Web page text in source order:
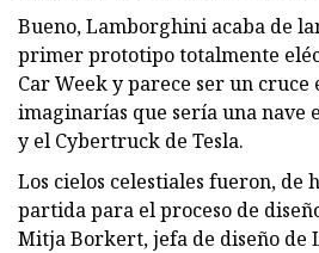
Bueno, Lamborghini acaba de
primer prototipo totalmente
Car Week y parece ser un cruce
imaginarías que sería una nave
y el Cybertruck de Tesla.
Los cielos celestiales fueron, de
partida para el proceso de
Mitja Borkert, jefa de diseño de